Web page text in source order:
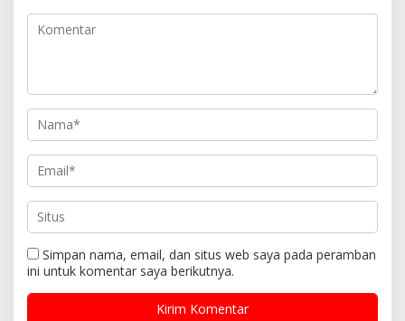
Simpan nama, email, dan situs web saya pada peramban
ini untuk komentar saya berikutnya.